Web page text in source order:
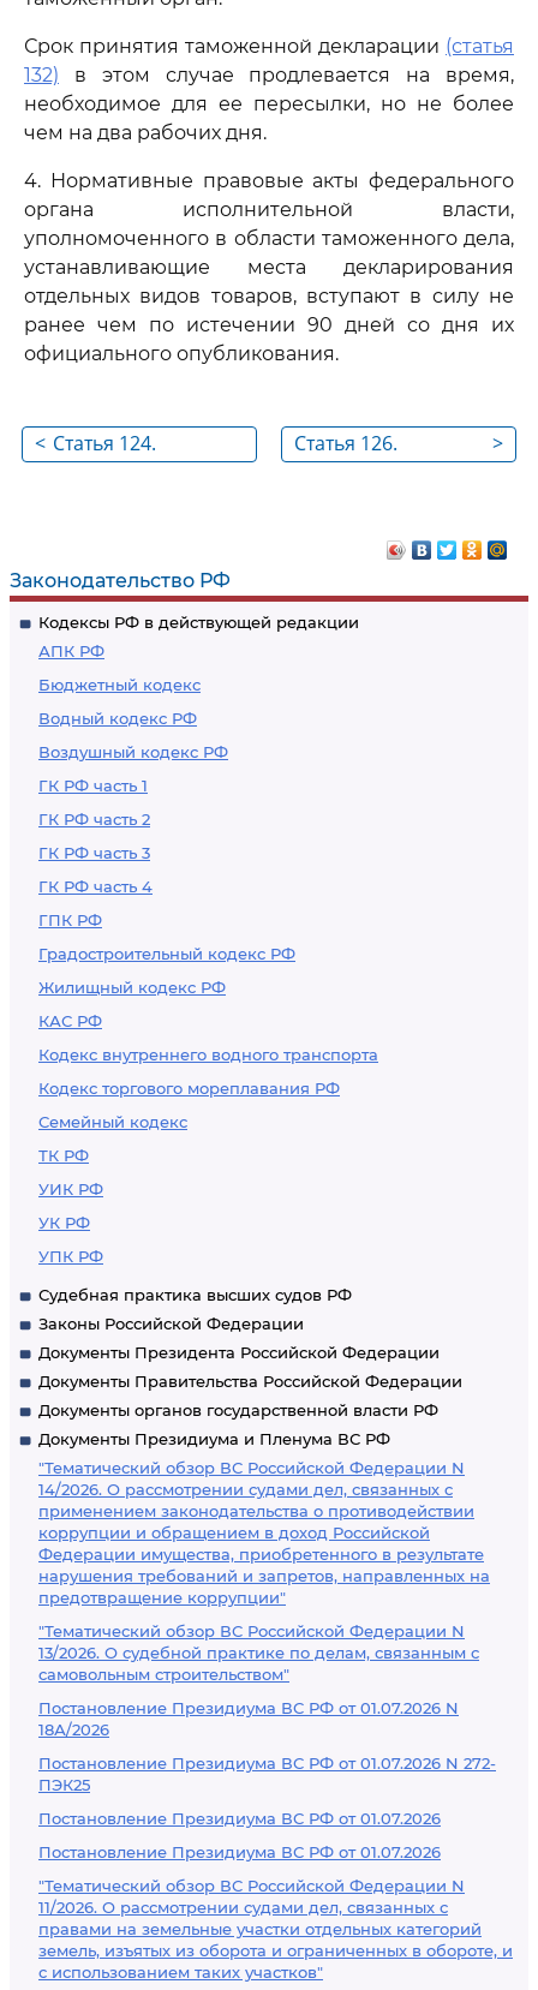
Законодательство РФ
Кодексы РФ в действующей редакции
АПК РФ
Бюджетный кодекс
Водный кодекс РФ
Воздушный кодекс РФ
ГК РФ часть 1
ГК РФ часть 2
ГК РФ часть 3
ГК РФ часть 4
ГПК РФ
Градостроительный кодекс РФ
Жилищный кодекс РФ
КАС РФ
Кодекс внутреннего водного транспорта
Кодекс торгового мореплавания РФ
Семейный кодекс
ТК РФ
УИК РФ
УК РФ
УПК РФ
Судебная практика высших судов РФ
Законы Российской Федерации
Документы Президента Российской Федерации
Документы Правительства Российской Федерации
Документы органов государственной власти РФ
Документы Президиума и Пленума ВС РФ
"Тематический обзор ВС Российской Федерации N
14/2026. О рассмотрении судами дел, связанных с
применением законодательства о противодействии
коррупции и обращением в доход Российской
Федерации имущества, приобретенного в результате
нарушения требований и запретов, направленных на
предотвращение коррупции"
"Тематический обзор ВС Российской Федерации N
13/2026. О судебной практике по делам, связанным с
самовольным строительством"
Постановление Президиума ВС РФ от 01.07.2026 N
18А/2026
Постановление Президиума ВС РФ от 01.07.2026 N 272-
ПЭК25
Постановление Президиума ВС РФ от 01.07.2026
Постановление Президиума ВС РФ от 01.07.2026
"Тематический обзор ВС Российской Федерации N
11/2026. О рассмотрении судами дел, связанных с
правами на земельные участки отдельных категорий
земель, изъятых из оборота и ограниченных в обороте, и
с использованием таких участков"
Срок принятия таможенной декларации (статья
132) в этом случае продлевается на время,
необходимое для ее пересылки, но не более
чем на два рабочих дня.
4. Нормативные правовые акты федерального
органа исполнительной власти,
уполномоченного в области таможенного дела,
устанавливающие места декларирования
отдельных видов товаров, вступают в силу не
ранее чем по истечении 90 дней со дня их
официального опубликования.
< Статья 124.
>
Статья 126.